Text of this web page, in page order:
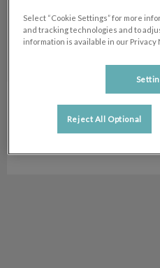
Ria BrownAuxiliar
Hospital Veterinario San
Select “Cookie Settings” for more
and tracking technologies and to
information is available in our Privacy
Reject All Optional